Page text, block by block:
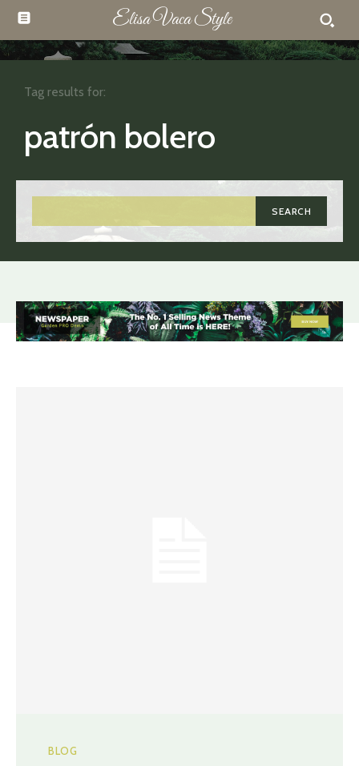
Elisa Vaca Style
patrón bolero
SEARCH
Tag results for:
BLOG